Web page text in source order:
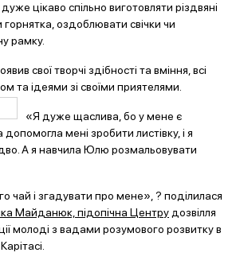
цікаво спільно виготовляти різдвяні
горнятка, оздоблювати свічки чи
рамку.
свої творчі здібності та вміння, всі
та ідеями зі своїми приятелями.
«Я дуже щаслива, бо у мене є
мені зробити листівку, і я
А я навчила Юлю розмальовувати
чай і згадувати про мене», ? поділилася
Майданюк, підопічна Центру дозвілля
молоді з вадами розумового розвитку в